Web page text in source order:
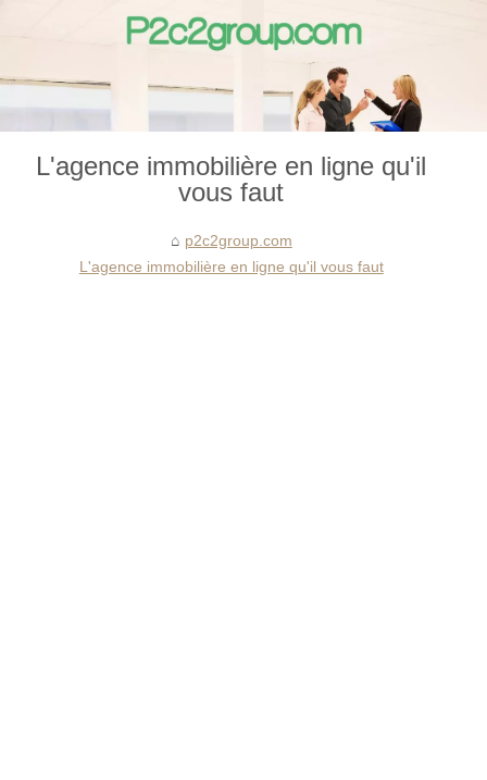
L'agence immobilière en ligne qu'il
vous faut
p2c2group.com
L'agence immobilière en ligne qu'il vous faut